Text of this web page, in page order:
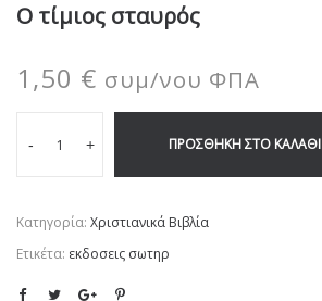
Ο τίμιος σταυρός
1,50 € συμ/νου ΦΠΑ
- + ΠΡΟΣΘΉΚΗ ΣΤΟ ΚΑΛΆΘΙ
Κατηγορία: Χριστιανικά Βιβλία
Ετικέτα: εκδοσεις σωτηρ